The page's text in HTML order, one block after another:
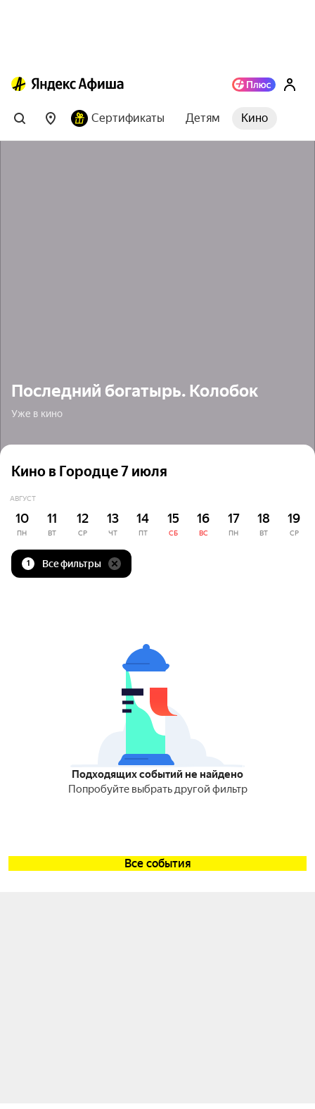
Сертификаты Детям Кино
Последний богатырь. Колобок
Уже в кино
Кино в Городце 7 июля
АВГУСТ
10
ПН
11
ВТ
12
СР
13
ЧТ
14
ПТ
15
СБ
16
ВС
17
ПН
18
ВТ
19
СР
1 Все фильтры
Подходящих событий не найдено
Попробуйте выбрать другой фильтр
Все события